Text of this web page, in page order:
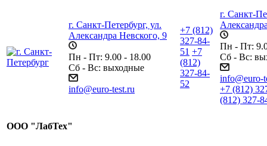
г. Санкт-Петербург, ул.
Александра Невского, 9
Пн - Пт: 9.00 - 18.00
Сб - Вс: выходные
info@euro-test.ru
+7 (812)
327-84-
51 +7
(812)
327-84-
52
г. Санкт-
Пн - Пт:
Сб - Вс:
info@euro-
+7 (812)
(812) 327-
ООО "ЛабТех"